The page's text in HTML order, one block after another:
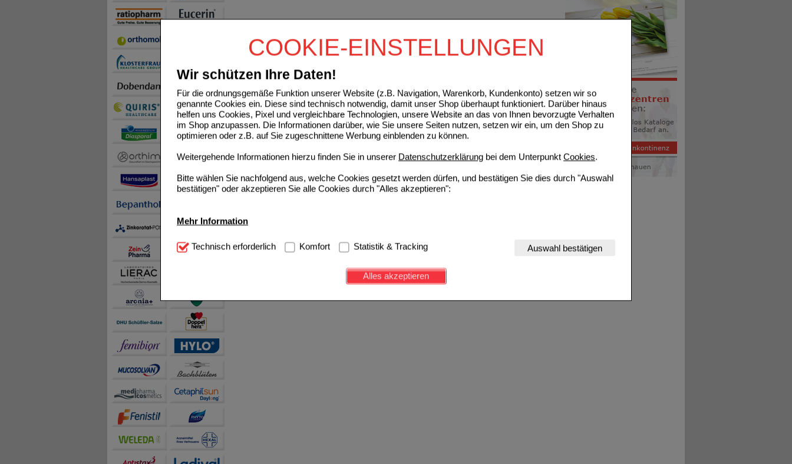
COOKIE-EINSTELLUNGEN
Wir schützen Ihre Daten!
Für die ordnungsgemäße Funktion unserer Website (z.B. Navigation, Warenkorb, Kundenkonto) setzen wir so
genannte Cookies ein. Diese sind technisch notwendig, damit unser Shop überhaupt funktioniert. Darüber hinaus
helfen uns Cookies, Pixel und vergleichbare Technologien, unsere Website an das von Ihnen bevorzugte Verhalten
im Shop anzupassen. Die Informationen darüber, wie Sie unsere Seiten nutzen, setzen wir ein, um den Shop zu
optimieren oder z.B. auf Sie zugeschnittene Werbung einblenden zu können.
Weitergehende Informationen hierzu finden Sie in unserer Datenschutzerklärung bei dem Unterpunkt Cookies.
Bitte wählen Sie nachfolgend aus, welche Cookies gesetzt werden dürfen, und bestätigen Sie dies durch "Auswahl
bestätigen" oder akzeptieren Sie alle Cookies durch "Alles akzeptieren":
Mehr Information
Technisch Notwendig: Hierbei handelt es sich um Cookies, die für die Grundfunktionen unserer Website
notwendig sind (z.B. Navigation, Warenkorb, Kundenkonto), weshalb auf diese nicht verzichtet werden kann.
Diese Cookies werden genutzt um das Einkaufserlebnis noch ansprechender zu gestalten,
beispielsweise für die Wiedererkennung des Besuchers oder unsere Seite an bevorzugte Verhaltensweisen (z.B.
Inhalte anzuzeigen und unser Partnerprogramm zu betreiben.
Statistik & Tracking:
sammeln, mit deren Hilfe wir unsere Website weiter für Sie optimieren können, den Inhalt auf unserer Website aber
auch die Werbung auf Drittseiten möglichst relevant für Sie zu gestalten. Bitte beachten Sie, dass Daten hierfür
Technisch erforderlich Komfort Statistik & Tracking Auswahl bestätigen
Alles akzeptieren